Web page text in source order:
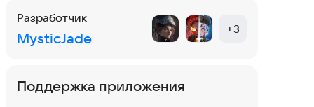
Разработчик
MysticJade
+3
Поддержка приложения